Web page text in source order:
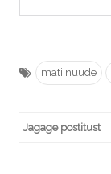
mati nuude
Jagage postitust